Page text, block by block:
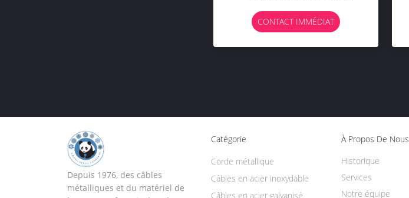
Perçage Diplômée
CONTACT IMMÉDIAT
Depuis 1976, des câbles
métalliques et du matériel de
Catégorie
Corde métallique
Câbles en acier inoxydable
Câbles en acier galvanisé
À Propos De Nous
Historique
Services
Notre équipe